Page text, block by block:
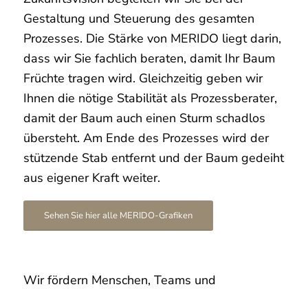
Gestaltung und Steuerung des gesamten
Prozesses. Die Stärke von MERIDO liegt darin,
dass wir Sie fachlich beraten, damit Ihr Baum
Früchte tragen wird. Gleichzeitig geben wir
Ihnen die nötige Stabilität als Prozessberater,
damit der Baum auch einen Sturm schadlos
übersteht. Am Ende des Prozesses wird der
stützende Stab entfernt und der Baum gedeiht
aus eigener Kraft weiter.
Sehen Sie hier alle MERIDO-Grafiken
Wir fördern Menschen, Teams und